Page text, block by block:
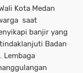
Kota Medan
saat
banjir yang
Badan
Lembaga